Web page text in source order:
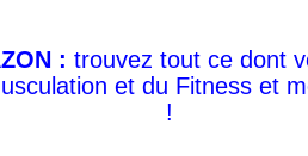
: trouvez tout ce dont
et du Fitness et
!